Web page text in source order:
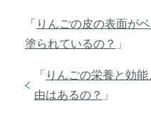
「 りんごの皮の表面が
塗られているの？ 」
「 りんごの栄養と効
由はあるの？ 」